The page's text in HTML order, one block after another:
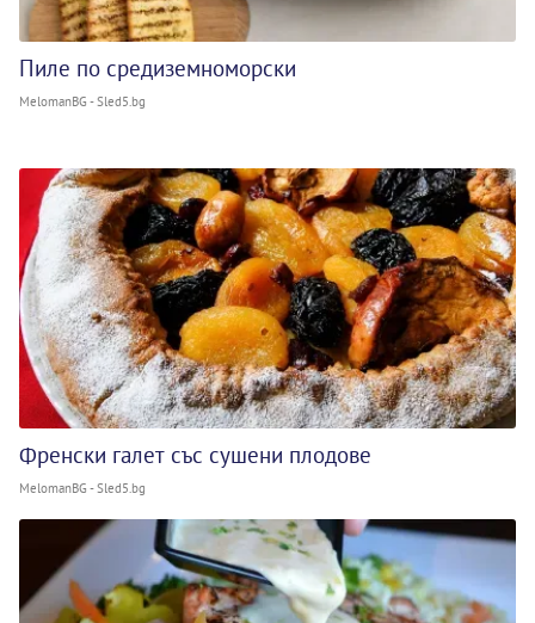
Пиле по средиземноморски
MelomanBG - Sled5.bg
Френски галет със сушени плодове
MelomanBG - Sled5.bg